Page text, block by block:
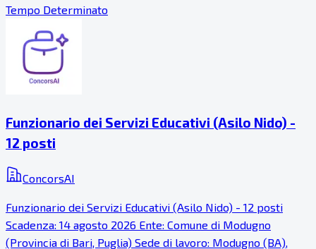
Tempo Determinato
Funzionario dei Servizi Educativi (Asilo Nido) -
12 posti
ConcorsAI
Funzionario dei Servizi Educativi (Asilo Nido) - 12 posti
Scadenza: 14 agosto 2026 Ente: Comune di Modugno
(Provincia di Bari, Puglia) Sede di lavoro: Modugno (BA),